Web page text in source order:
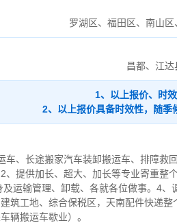
罗湖区、福田区、南山
昌都、江
1、以上报价、时
2、以上报价具备时效性，随季
车、长途搬家汽车装卸搬运车、排障
、提供加长、超大、加长等专业寄重
运输管理、卸载、各就各位做事。4
筑工地、综合保税区，天南配件快递
辆搬运车歇业）。